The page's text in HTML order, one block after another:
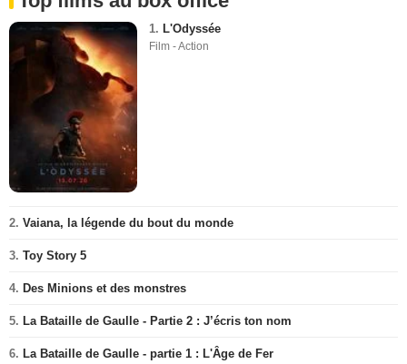
1. L'Odyssée
Film - Action
2. Vaiana, la légende du bout du monde
3. Toy Story 5
4. Des Minions et des monstres
5. La Bataille de Gaulle - Partie 2 : J’écris ton nom
6. La Bataille de Gaulle - partie 1 : L'Âge de Fer